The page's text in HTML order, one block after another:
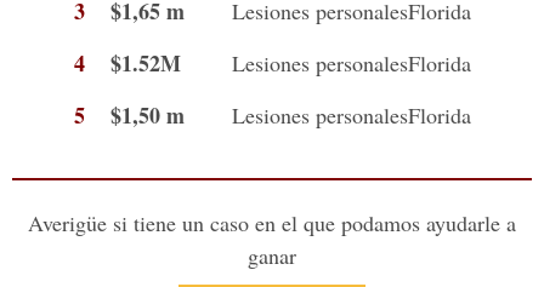
3 $1,65 m Lesiones personalesFlorida
4 $1.52M Lesiones personalesFlorida
5 $1,50 m Lesiones personalesFlorida
Averigüe si tiene un caso en el que podamos ayudarle a
ganar